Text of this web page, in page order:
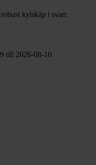
kylskåp i svart
till 2026-08-10